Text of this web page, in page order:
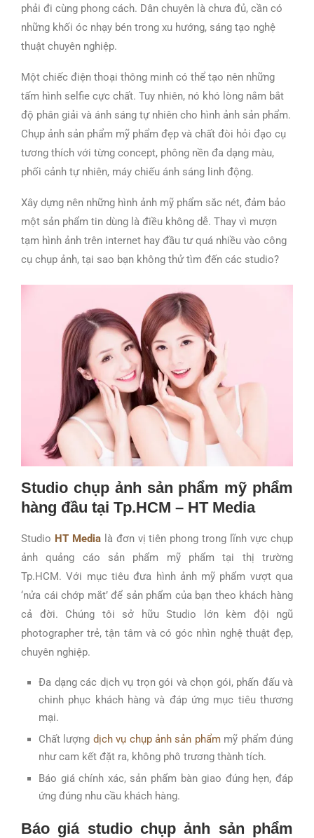
phải đi cùng phong cách. Dân chuyên là chưa đủ, cần có
những khối óc nhạy bén trong xu hướng, sáng tạo nghệ
thuật chuyên nghiệp.
Một chiếc điện thoại thông minh có thể tạo nên những
tấm hình selfie cực chất. Tuy nhiên, nó khó lòng nắm bắt
độ phân giải và ánh sáng tự nhiên cho hình ảnh sản phẩm.
Chụp ảnh sản phẩm mỹ phẩm đẹp và chất đòi hỏi đạo cụ
tương thích với từng concept, phông nền đa dạng màu,
phối cảnh tự nhiên, máy chiếu ánh sáng linh động.
Xây dựng nên những hình ảnh mỹ phẩm sắc nét, đảm bảo
một sản phẩm tin dùng là điều không dễ. Thay vì mượn
tạm hình ảnh trên internet hay đầu tư quá nhiều vào công
cụ chụp ảnh, tại sao bạn không thử tìm đến các studio?
Studio chụp ảnh sản phẩm mỹ phẩm
hàng đầu tại Tp.HCM – HT Media
Studio HT Medialà đơn vị tiên phong trong lĩnh vực chụp
ảnh quảng cáo sản phẩm mỹ phẩm tại thị trường
Tp.HCM. Với mục tiêu đưa hình ảnh mỹ phẩm vượt qua
‘nửa cái chớp mắt’ để sản phẩm của bạn theo khách hàng
cả đời. Chúng tôi sở hữu Studio lớn kèm đội ngũ
photographer trẻ, tận tâm và có góc nhìn nghệ thuật đẹp,
chuyên nghiệp.
Đa dạng các dịch vụ trọn gói và chọn gói, phấn đấu và
chinh phục khách hàng và đáp ứng mục tiêu thương
mại.
Chất lượng dịch vụ chụp ảnh sản phẩmmỹ phẩm đúng
như cam kết đặt ra, không phô trương thành tích.
Báo giá chính xác, sản phẩm bàn giao đúng hẹn, đáp
ứng đúng nhu cầu khách hàng.
Báo giá studio chụp ảnh sản phẩm